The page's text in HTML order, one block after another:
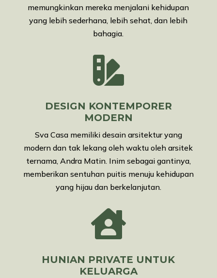
memungkinkan mereka menjalani kehidupan
yang lebih sederhana, lebih sehat, dan lebih
bahagia.

DESIGN KONTEMPORER
MODERN
Sva Casa memiliki desain arsitektur yang
modern dan tak lekang oleh waktu oleh arsitek
ternama, Andra Matin. Inim sebagai gantinya,
memberikan sentuhan puitis menuju kehidupan
yang hijau dan berkelanjutan.

HUNIAN PRIVATE UNTUK
KELUARGA